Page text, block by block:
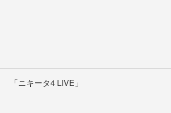
「ニキータ4 LIVE」